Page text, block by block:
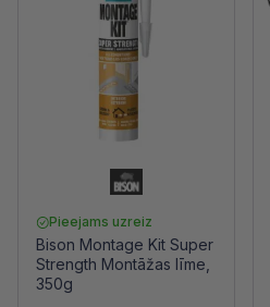
Pieejams uzreiz
Bison Montage Kit Super
Strength Montāžas līme,
350g